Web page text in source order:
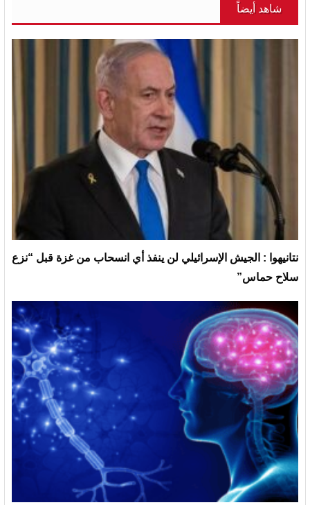
شاهد أيضاً
نتانيهوا : الجيش الإسرائيلي لن ينفذ أي انسحاب من غزة قبل “نزع
سلاح حماس”